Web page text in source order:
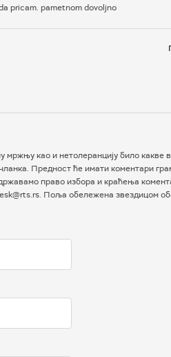
pricam. pametnom dovoljno
као и нетолеранцију било какве
Предност ће имати коментари
право избора и краћења
Поља обележена звездицом